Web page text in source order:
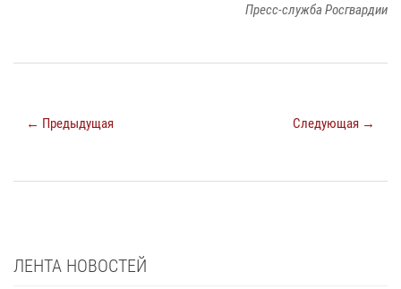
Пресс-служба Росгвардии
← Предыдущая Следующая →
ЛЕНТА НОВОСТЕЙ